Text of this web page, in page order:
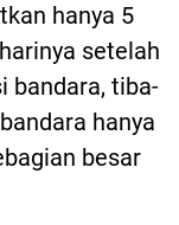
hanya 5
setelah
bandara, tiba-
hanya
besar